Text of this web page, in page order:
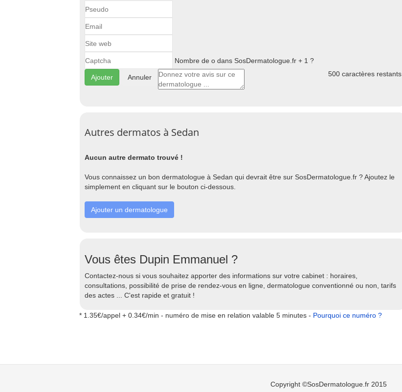
Nombre de o dans SosDermatologue.fr + 1 ?
Annuler 500 caractères restants
Autres dermatos à Sedan
Aucun autre dermato trouvé !
Vous connaissez un bon dermatologue à Sedan qui devrait être sur SosDermatologue.fr ? Ajoutez le
simplement en cliquant sur le bouton ci-dessous.
Ajouter un dermatologue
Vous êtes Dupin Emmanuel ?
Contactez-nous si vous souhaitez apporter des informations sur votre cabinet : horaires,
consultations, possibilité de prise de rendez-vous en ligne, dermatologue conventionné ou non, tarifs
des actes ... C'est rapide et gratuit !
* 1.35€/appel + 0.34€/min - numéro de mise en relation valable 5 minutes - Pourquoi ce numéro ?
Copyright ©SosDermatologue.fr 2015